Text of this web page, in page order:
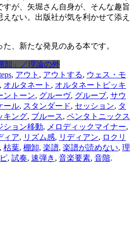
すが、矢堀さん自身が、そんな趣旨
ない。出版社が気を利かせて添え
、新たな発見のある本です。
卸」／理論の外
, アウト , アウトする, ウェス・モ
, オルタネート , オルタネートピッキ
ントーン, グルーヴ, グルーブ, サウ
ール, スタンダード, セッション, タ
キング, ブルース, ペンタトニックス
ション移動, メロディックマイナー,
ィア, リズム感, リディアン, ロクリ
, 枯葉, 棚卸, 楽譜, 楽譜が読めない, 理
, 試奏, 速弾き , 音楽要素, 音階.